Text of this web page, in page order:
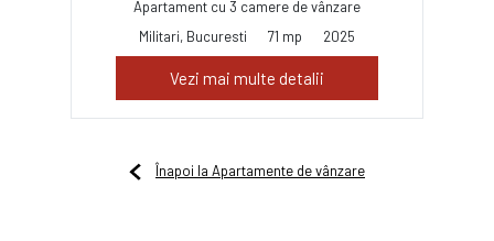
Apartament cu 3 camere de vânzare
Militari, Bucuresti
71 mp 2025
Vezi mai multe detalii
Înapoi la Apartamente de vânzare